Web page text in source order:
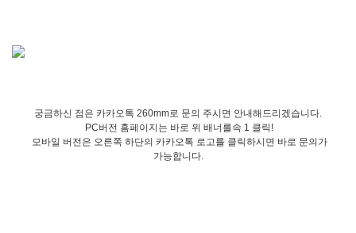
궁금하신 점은 카카오톡 260mm로 문의 주시면 안내해드리겠습니다.
PC버전 홈페이지는 바로 위 배너를속 1 클릭!
모바일 버전은 오른쪽 하단의 카카오톡 로고를 클릭하시면 바로 문의가
가능합니다.